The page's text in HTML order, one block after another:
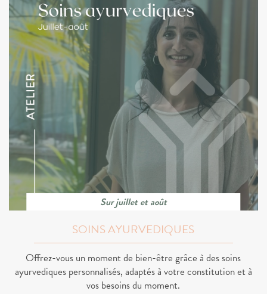
Sur juillet et août
SOINS AYURVEDIQUES
Offrez-vous un moment de bien-être grâce à des soins
ayurvediques personnalisés, adaptés à votre constitution et à
vos besoins du moment.